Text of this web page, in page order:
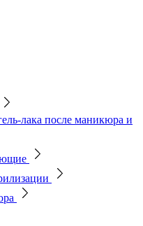
лака после маникюра и